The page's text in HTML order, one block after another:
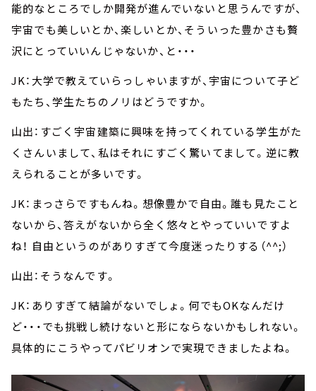
能的なところでしか開発が進んでいないと思うんですが、
宇宙でも美しいとか、楽しいとか、そういった豊かさも贅
沢にとっていいんじゃないか、と・・・
JK：大学で教えていらっしゃいますが、宇宙について子ど
もたち、学生たちのノリはどうですか。
山出：すごく宇宙建築に興味を持ってくれている学生がた
くさんいまして、私はそれにすごく驚いてまして。逆に教
えられることが多いです。
JK：まっさらですもんね。想像豊かで自由。誰も見たこと
ないから、答えがないから全く悠々とやっていいですよ
ね！ 自由というのがありすぎて今度迷ったりする（^^;）
山出：そうなんです。
JK：ありすぎて結論がないでしょ。何でもOKなんだけ
ど・・・でも挑戦し続けないと形にならないかもしれない。
具体的にこうやってパビリオンで実現できましたよね。